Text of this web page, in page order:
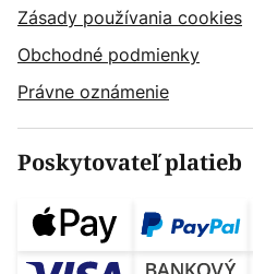
Zásady používania cookies
Obchodné podmienky
Právne oznámenie
Poskytovateľ platieb